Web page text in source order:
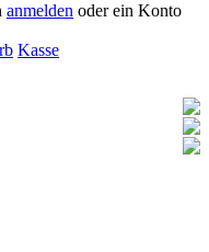
anmelden oder ein Konto
Kasse